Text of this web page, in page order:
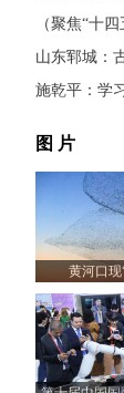
山东郓城：
施乾平：学
图 片
黄河口现